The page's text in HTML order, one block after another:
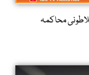
محاکمہ